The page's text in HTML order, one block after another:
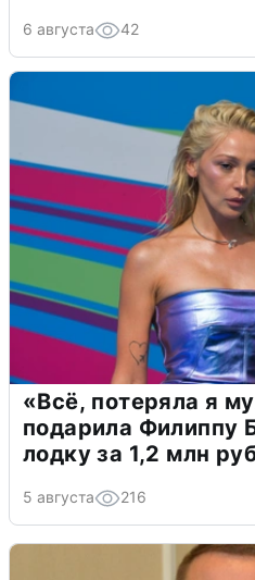
6 августа 42
«Всё, потеряла я
подарила Филиппу
лодку за 1,2 млн
5 августа 216